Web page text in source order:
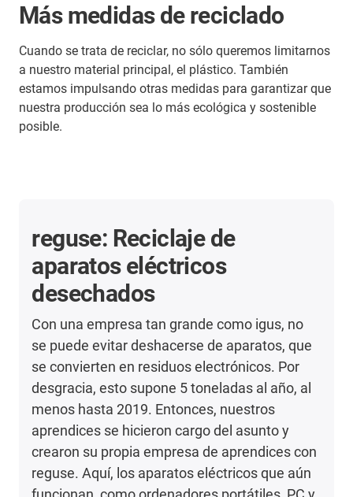
Más medidas de reciclado
Cuando se trata de reciclar, no sólo queremos limitarnos
a nuestro material principal, el plástico. También
estamos impulsando otras medidas para garantizar que
nuestra producción sea lo más ecológica y sostenible
posible.
reguse: Reciclaje de
aparatos eléctricos
desechados
Con una empresa tan grande como igus, no
se puede evitar deshacerse de aparatos, que
se convierten en residuos electrónicos. Por
desgracia, esto supone 5 toneladas al año, al
menos hasta 2019. Entonces, nuestros
aprendices se hicieron cargo del asunto y
crearon su propia empresa de aprendices con
reguse. Aquí, los aparatos eléctricos que aún